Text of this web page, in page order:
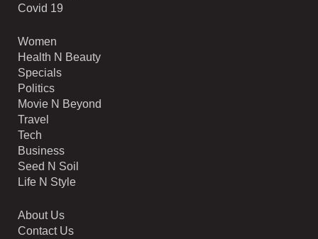
Covid 19
Women
Health N Beauty
Specials
Politics
Movie N Beyond
Travel
Tech
Business
Seed N Soil
Life N Style
About Us
Contact Us